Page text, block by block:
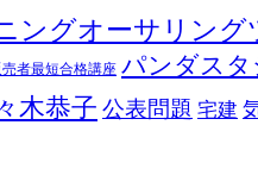
ングオーサリング
者最短合格講座 パンダスタ
木恭子 公表問題 宅建